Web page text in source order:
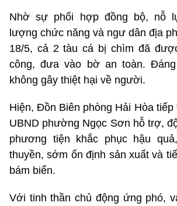
Nhờ sự phối hợp đồng bộ, nỗ
lượng chức năng và ngư dân địa
18/5, cả 2 tàu cá bị chìm đã
công, đưa vào bờ an toàn.
không gây thiệt hại về người.
Hiện, Đồn Biên phòng Hải Hòa
UBND phường Ngọc Sơn hỗ trợ,
phương tiện khắc phục hậu
thuyền, sớm ổn định sản xuất và
bám biển.
Với tinh thần chủ động ứng phó,